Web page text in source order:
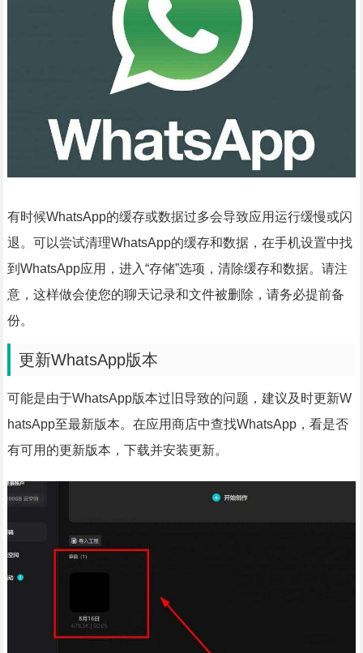
有时候WhatsApp的缓存或数据过多会导致应用运行缓慢或闪
退。可以尝试清理WhatsApp的缓存和数据，在手机设置中找
到WhatsApp应用，进入“存储”选项，清除缓存和数据。请注
意，这样做会使您的聊天记录和文件被删除，请务必提前备
份。
更新WhatsApp版本
可能是由于WhatsApp版本过旧导致的问题，建议及时更新W
hatsApp至最新版本。在应用商店中查找WhatsApp，看是否
有可用的更新版本，下载并安装更新。